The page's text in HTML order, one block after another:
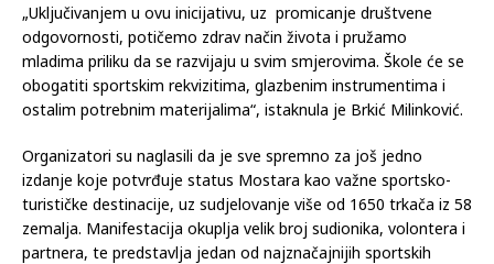
„Uključivanjem u ovu inicijativu, uz promicanje društvene
odgovornosti, potičemo zdrav način života i pružamo
mladima priliku da se razvijaju u svim smjerovima. Škole će se
obogatiti sportskim rekvizitima, glazbenim instrumentima i
ostalim potrebnim materijalima“, istaknula je Brkić Milinković.
Organizatori su naglasili da je sve spremno za još jedno
izdanje koje potvrđuje status Mostara kao važne sportsko-
turističke destinacije, uz sudjelovanje više od 1650 trkača iz 58
zemalja. Manifestacija okuplja velik broj sudionika, volontera i
partnera, te predstavlja jedan od najznačajnijih sportskih